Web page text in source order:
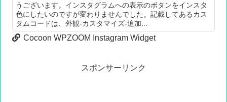
うございます。インスタグラムへの表示のボタンをインスタ
色にしたいのですが変わりませんでした。記載してあるカス
タムコードは、外観-カスタマイズ-追加...
Cocoon WPZOOM Instagram Widget
スポンサーリンク